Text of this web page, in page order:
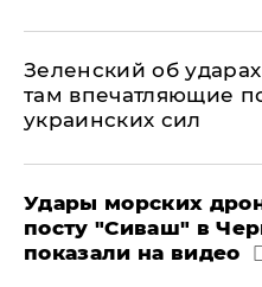
Зеленский об
там впечатляющие
украинских сил
Удары морских
посту "Сиваш" в
показали на видео